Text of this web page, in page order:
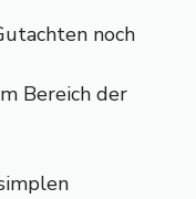
noch
Bereich der